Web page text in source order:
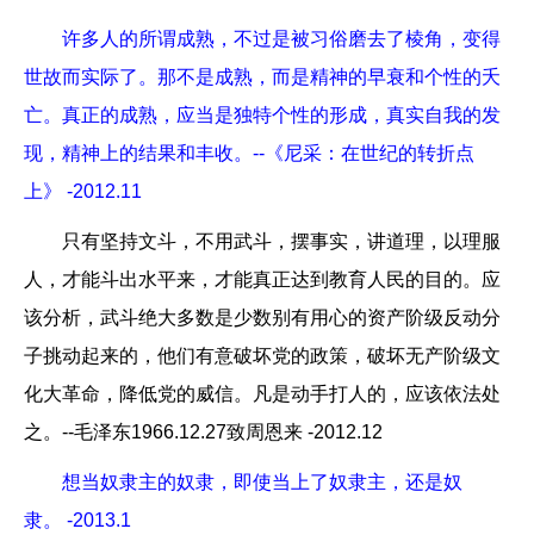
许多人的所谓成熟，不过是被习俗磨去了棱角，变得
世故而实际了。那不是成熟，而是精神的早衰和个性的夭
亡。真正的成熟，应当是独特个性的形成，真实自我的发
现，精神上的结果和丰收。--《尼采：在世纪的转折点
上》 -2012.11
只有坚持文斗，不用武斗，摆事实，讲道理，以理服
人，才能斗出水平来，才能真正达到教育人民的目的。应
该分析，武斗绝大多数是少数别有用心的资产阶级反动分
子挑动起来的，他们有意破坏党的政策，破坏无产阶级文
化大革命，降低党的威信。凡是动手打人的，应该依法处
之。--毛泽东1966.12.27致周恩来 -2012.12
想当奴隶主的奴隶，即使当上了奴隶主，还是奴
隶。 -2013.1